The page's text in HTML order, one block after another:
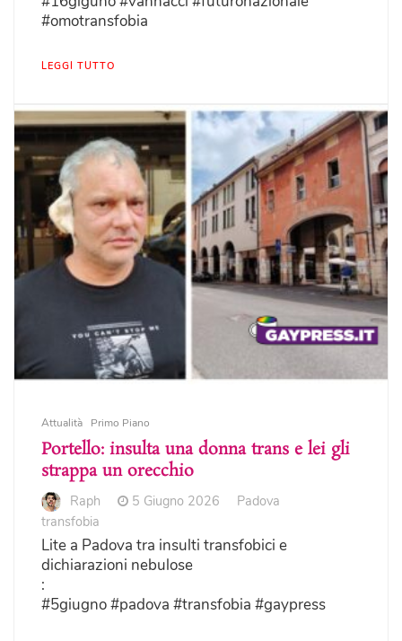
#omotransfobia
LEGGI TUTTO
Attualità Primo Piano
Portello: insulta una donna trans e lei gli
strappa un orecchio
Raph 5 Giugno 2026
Padova
transfobia
Lite a Padova tra insulti transfobici e
dichiarazioni nebulose
:
#5giugno #padova #transfobia #gaypress